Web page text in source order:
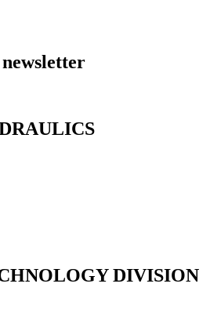
DIVISION